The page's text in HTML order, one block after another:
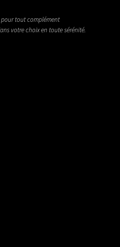
pour tout complément
votre choix en toute sérénité.